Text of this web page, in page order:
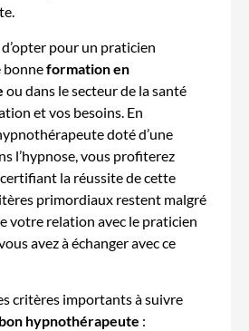
pour un praticien
bonneformation en
ou dans le secteur de la santé
et vos besoins. En
doté d’une
l’hypnose, vous profiterez
la réussite de cette
primordiaux restent malgré
votre relation avec le praticien
avez à échanger avec ce
critères importants à suivre
hypnothérapeute :